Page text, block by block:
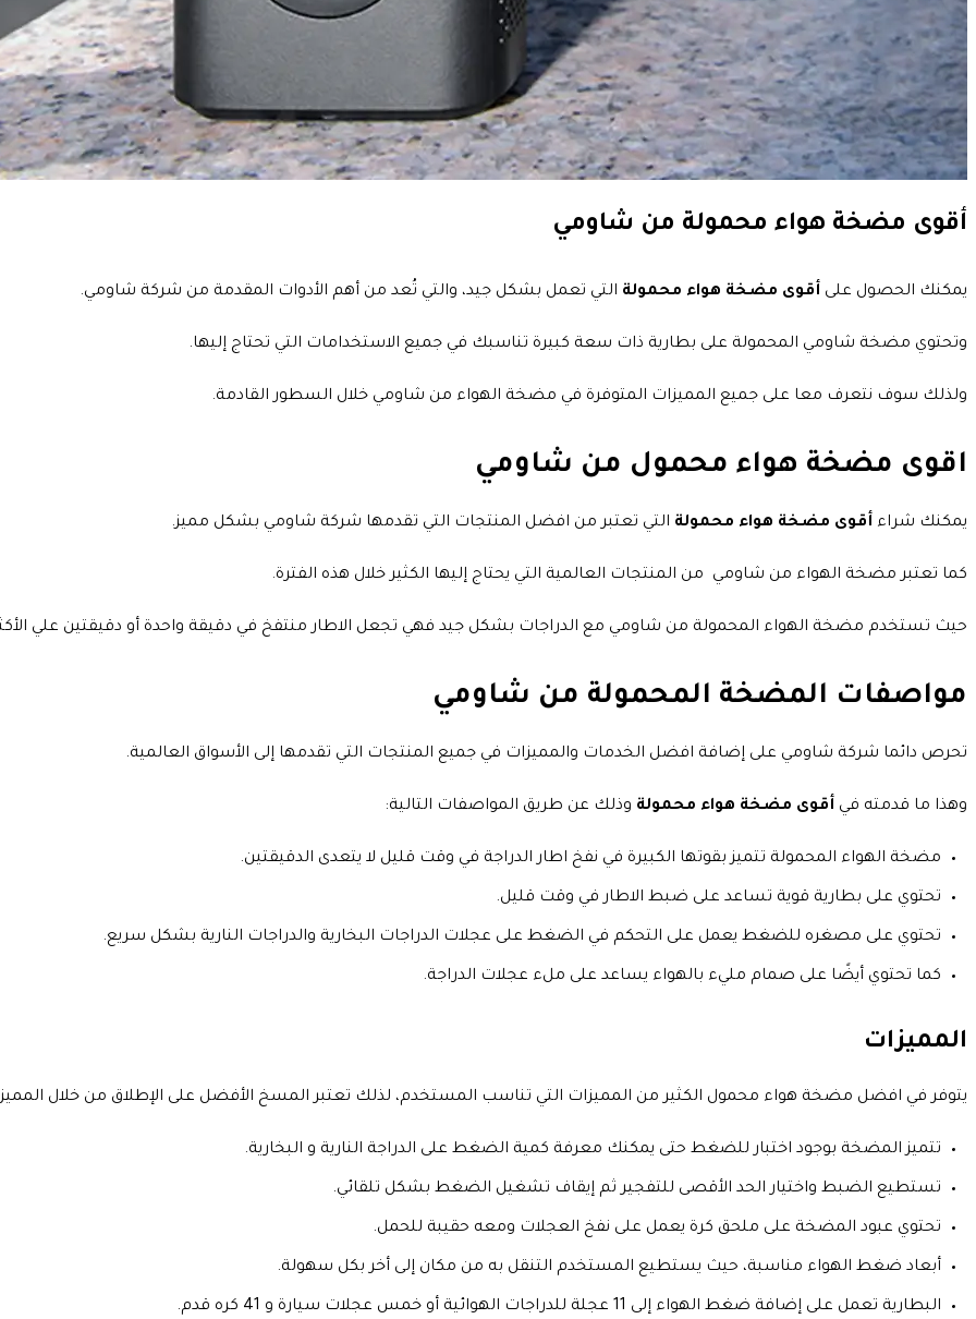
أقوى مضخة هواء محمولة من شاومي
يمكنك الحصول على أقوى مضخة هواء محمولة التي تعمل بشكل جيد، والتي تُعد من أهم الأدوات المقدمة من شركة شاومي.
وتحتوي مضخة شاومي المحمولة على بطارية ذات سعة كبيرة تناسبك في جميع الاستخدامات التي تحتاج إليها.
ولذلك سوف نتعرف معا على جميع المميزات المتوفرة في مضخة الهواء من شاومي خلال السطور القادمة.
اقوى مضخة هواء محمول من شاومي
يمكنك شراء أقوى مضخة هواء محمولة التي تعتبر من افضل المنتجات التي تقدمها شركة شاومي بشكل مميز.
كما تعتبر مضخة الهواء من شاومي من المنتجات العالمية التي يحتاج إليها الكثير خلال هذه الفترة.
حيث تستخدم مضخة الهواء المحمولة من شاومي مع الدراجات بشكل جيد فهي تجعل الاطار منتفخ في دقيقة واحدة أو دقيقتين علي
مواصفات المضخة المحمولة من شاومي
تحرص دائما شركة شاومي على إضافة افضل الخدمات والمميزات في جميع المنتجات التي تقدمها إلى الأسواق العالمية.
وهذا ما قدمته في أقوى مضخة هواء محمولة وذلك عن طريق المواصفات التالية:
مضخة الهواء المحمولة تتميز بقوتها الكبيرة في نفخ اطار الدراجة في وقت قليل لا يتعدى الدقيقتين.
تحتوي على بطارية قوية تساعد على ضبط الاطار في وقت قليل.
تحتوي على مصغره للضغط يعمل على التحكم في الضغط على عجلات الدراجات البخارية والدراجات النارية بشكل سريع.
كما تحتوي أيضًا على صمام مليء بالهواء يساعد على ملء عجلات الدراجة.
المميزات
يتوفر في افضل مضخة هواء محمول الكثير من المميزات التي تناسب المستخدم، لذلك تعتبر المسخ الأفضل على الإطلاق من خلال
تتميز المضخة بوجود اختبار للضغط حتى يمكنك معرفة كمية الضغط على الدراجة النارية و البخارية.
تستطيع الضبط واختيار الحد الأقصى للتفجير ثم إيقاف تشغيل الضغط بشكل تلقائي.
تحتوي عبود المضخة على ملحق كرة يعمل على نفخ العجلات ومعه حقيبة للحمل.
أبعاد ضغط الهواء مناسبة، حيث يستطيع المستخدم التنقل به من مكان إلى أخر بكل سهولة.
البطارية تعمل على إضافة ضغط الهواء إلى 11 عجلة للدراجات الهوائية أو خمس عجلات سيارة و 41 كره قدم.